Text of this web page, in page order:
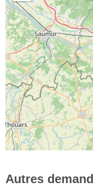
Autres